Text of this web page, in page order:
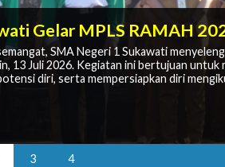
Semangat
1 Sukawati yang dilaksanakan pada
membangun semangat berprestasi dan
Gelar MPLS RAMAH
SMA Negeri 1 Sukawati
13 Juli 2026. Kegiatan ini bertujuan
diri, serta mempersiapkan diri
1 Sukawati
dinyatakan diterima melalui Sistem
Kembali Bersekolah untuk
SMA membuka kesempatan bagi
1 Sukawati sebagai sekolah induk
3 4